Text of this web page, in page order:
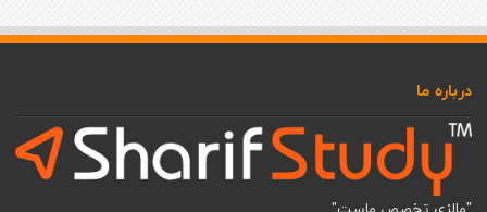
درباره ما